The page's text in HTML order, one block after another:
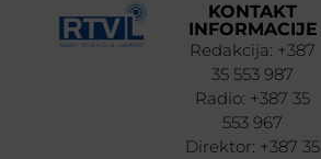
KONTAKT
INFORMACIJE
Redakcija: +387
35 553 987
Radio: +387 35
553 967
Direktor: +387 35